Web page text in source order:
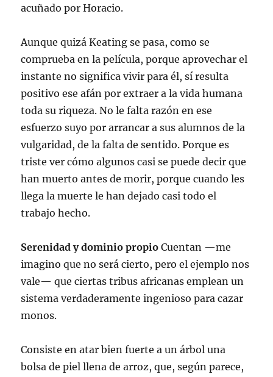
acuñado por Horacio.
Aunque quizá Keating se pasa, como se
comprueba en la película, porque aprovechar el
instante no significa vivir para él, sí resulta
positivo ese afán por extraer a la vida humana
toda su riqueza. No le falta razón en ese
esfuerzo suyo por arrancar a sus alumnos de la
vulgaridad, de la falta de sentido. Porque es
triste ver cómo algunos casi se puede decir que
han muerto antes de morir, porque cuando les
llega la muerte le han dejado casi todo el
trabajo hecho.
Serenidad y dominio propio Cuentan —me
imagino que no será cierto, pero el ejemplo nos
vale— que ciertas tribus africanas emplean un
sistema verdaderamente ingenioso para cazar
monos.
Consiste en atar bien fuerte a un árbol una
bolsa de piel llena de arroz, que, según parece,